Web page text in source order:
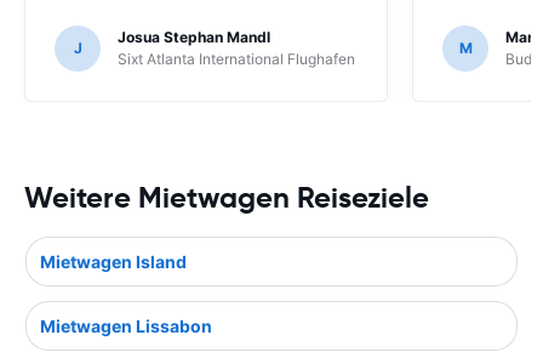
J
Josua Stephan Mandl
Sixt Atlanta International Flughafen
M
Weitere Mietwagen Reiseziele
Mietwagen Island
Mietwagen Lissabon